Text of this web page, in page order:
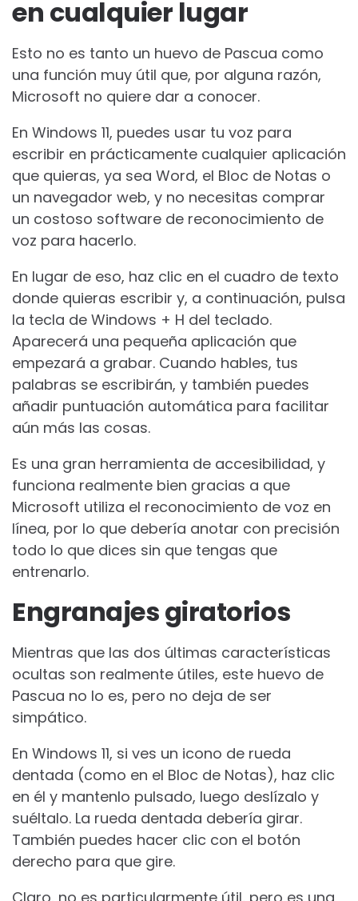
en cualquier lugar
Esto no es tanto un huevo de Pascua como
una función muy útil que, por alguna razón,
Microsoft no quiere dar a conocer.
En Windows 11, puedes usar tu voz para
escribir en prácticamente cualquier aplicación
que quieras, ya sea Word, el Bloc de Notas o
un navegador web, y no necesitas comprar
un costoso software de reconocimiento de
voz para hacerlo.
En lugar de eso, haz clic en el cuadro de texto
donde quieras escribir y, a continuación, pulsa
la tecla de Windows + H del teclado.
Aparecerá una pequeña aplicación que
empezará a grabar. Cuando hables, tus
palabras se escribirán, y también puedes
añadir puntuación automática para facilitar
aún más las cosas.
Es una gran herramienta de accesibilidad, y
funciona realmente bien gracias a que
Microsoft utiliza el reconocimiento de voz en
línea, por lo que debería anotar con precisión
todo lo que dices sin que tengas que
entrenarlo.
Engranajes giratorios
Mientras que las dos últimas características
ocultas son realmente útiles, este huevo de
Pascua no lo es, pero no deja de ser
simpático.
En Windows 11, si ves un icono de rueda
dentada (como en el Bloc de Notas), haz clic
en él y mantenlo pulsado, luego deslízalo y
suéltalo. La rueda dentada debería girar.
También puedes hacer clic con el botón
derecho para que gire.